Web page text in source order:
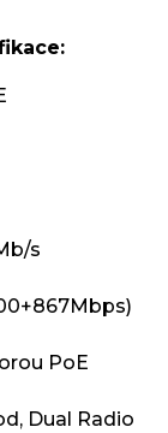
s
PoE
Dual Radio